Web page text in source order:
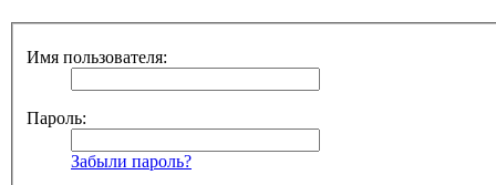
Имя пользователя:
Пароль:
Забыли пароль?